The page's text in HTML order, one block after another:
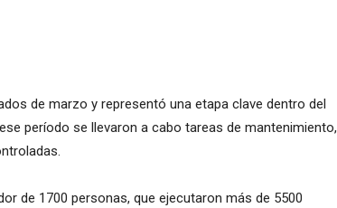
de marzo y representó una etapa clave dentro del
período se llevaron a cabo tareas de mantenimiento,
de 1700 personas, que ejecutaron más de 5500